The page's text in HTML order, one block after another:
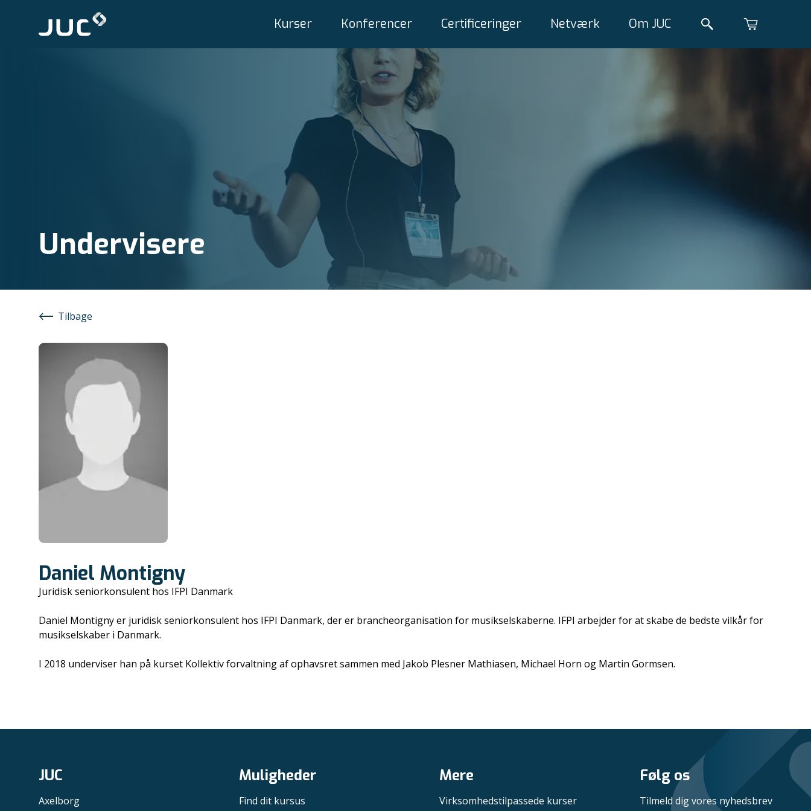
Kurser Konferencer Certificeringer Netværk Om JUC
Undervisere
Tilbage
Daniel Montigny
Juridisk seniorkonsulent hos IFPI Danmark
Daniel Montigny er juridisk seniorkonsulent hos IFPI Danmark, der er brancheorganisation for musikselskaberne. IFPI arbejder for at skabe de bedste vilkår for
musikselskaber i Danmark.
I 2018 underviser han på kurset Kollektiv forvaltning af ophavsret sammen med Jakob Plesner Mathiasen, Michael Horn og Martin Gormsen.
JUC
Axelborg
Muligheder
Find dit kursus
Mere
Virksomhedstilpassede kurser
Følg os
Tilmeld dig vores nyhedsbrev